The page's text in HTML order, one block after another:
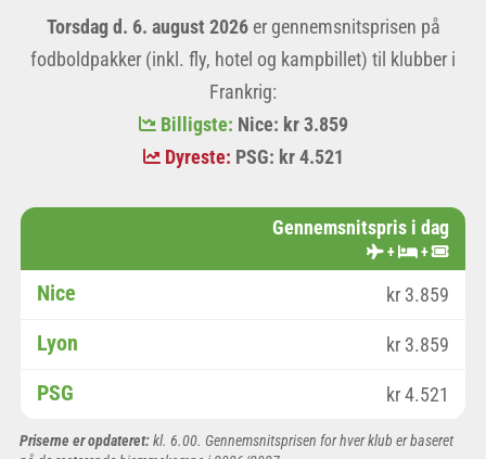
Torsdag d. 6. august 2026er gennemsnitsprisen på
fodboldpakker (inkl. fly, hotel og kampbillet) til klubber i
Frankrig:
Billigste: Nice: kr 3.859
Dyreste: PSG: kr 4.521
Gennemsnitspris i dag
+ +
Nice kr 3.859
Lyon kr 3.859
PSG kr 4.521
Priserne er opdateret:kl. 6.00. Gennemsnitsprisen for hver klub er baseret